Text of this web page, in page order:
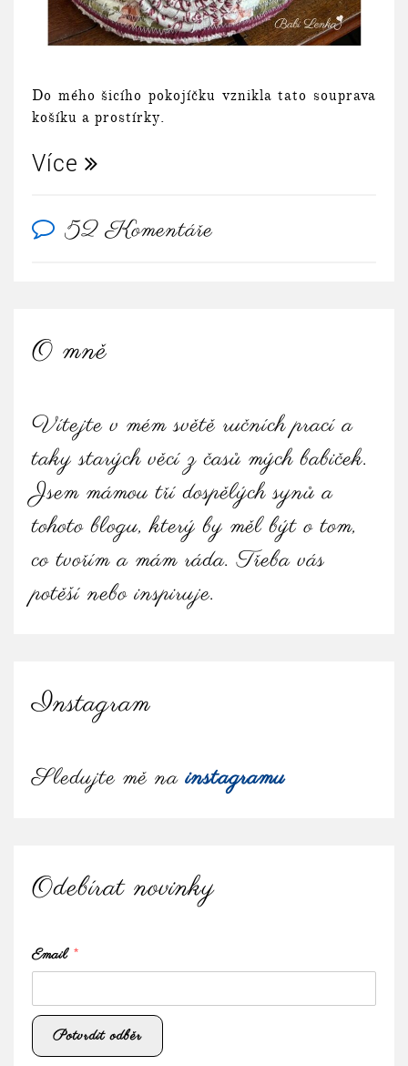
Do mého šicího pokojíčku vznikla tato souprava
košíku a prostírky.
Více
52 Komentáře
O mně
Vítejte v mém světě ručních prací a
taky starých věcí z časů mých babiček.
Jsem mámou tří dospělých synů a
tohoto blogu, který by měl být o tom,
co tvořím a mám ráda. Třeba vás
potěší nebo inspiruje.
Instagram
Sledujte mě nainstagramu
Odebírat novinky
Email *